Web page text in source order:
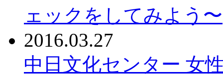
ェックをしてみよう〜
2016.03.27
中日文化センター 女